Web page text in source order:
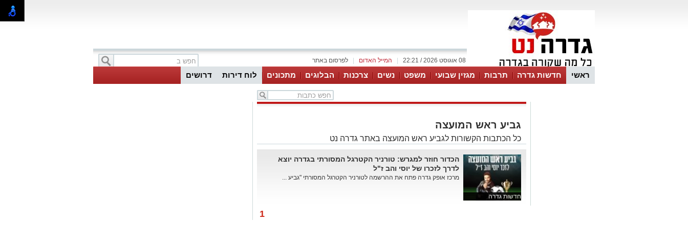
לפרסום באתר המייל האדום 08 אוגוסט 2026 / 22:21
ראשי חדשות גדרה תרבות מגזין שבועי משפט נשים צרכנות הבלוגים מתכונים לוח דירות דרושים
גביע ראש המועצה
כל הכתבות הקשורות לגביע ראש המועצה באתר גדרה נט
חדשות גדרה
הכדור חוזר למגרש: טורניר הקטרגל המסורתי בגדרה יוצא
לדרך לזכרו של יוסי והב ז"ל
מרכז אופק גדרה פתח את ההרשמה לטורניר הקטרגל המסורתי "גביע ...
1